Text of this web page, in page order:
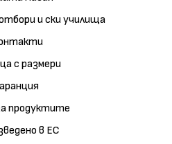
и ски училища
с размери
продуктите
в ЕС